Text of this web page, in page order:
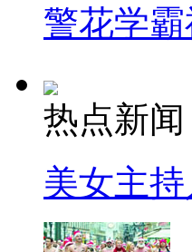
警花学
热点新闻
美女主